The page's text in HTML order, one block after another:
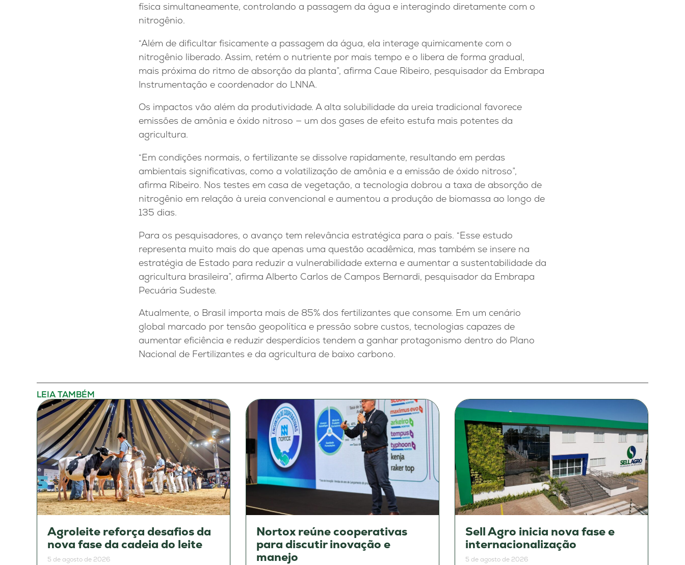
física simultaneamente, controlando a passagem da água e interagindo diretamente com o
nitrogênio.
“Além de dificultar fisicamente a passagem da água, ela interage quimicamente com o
nitrogênio liberado. Assim, retém o nutriente por mais tempo e o libera de forma gradual,
mais próxima do ritmo de absorção da planta”, afirma Caue Ribeiro, pesquisador da Embrapa
Instrumentação e coordenador do LNNA.
Os impactos vão além da produtividade. A alta solubilidade da ureia tradicional favorece
emissões de amônia e óxido nitroso — um dos gases de efeito estufa mais potentes da
agricultura.
“Em condições normais, o fertilizante se dissolve rapidamente, resultando em perdas
ambientais significativas, como a volatilização de amônia e a emissão de óxido nitroso”,
afirma Ribeiro. Nos testes em casa de vegetação, a tecnologia dobrou a taxa de absorção de
nitrogênio em relação à ureia convencional e aumentou a produção de biomassa ao longo de
135 dias.
Para os pesquisadores, o avanço tem relevância estratégica para o país. “Esse estudo
representa muito mais do que apenas uma questão acadêmica, mas também se insere na
estratégia de Estado para reduzir a vulnerabilidade externa e aumentar a sustentabilidade da
agricultura brasileira”, afirma Alberto Carlos de Campos Bernardi, pesquisador da Embrapa
Pecuária Sudeste.
Atualmente, o Brasil importa mais de 85% dos fertilizantes que consome. Em um cenário
global marcado por tensão geopolítica e pressão sobre custos, tecnologias capazes de
aumentar eficiência e reduzir desperdícios tendem a ganhar protagonismo dentro do Plano
Nacional de Fertilizantes e da agricultura de baixo carbono.
LEIA TAMBÉM
Agroleite reforça desafios da
nova fase da cadeia do leite
5 de agosto de 2026
Nortox reúne cooperativas
para discutir inovação e
manejo
Sell Agro inicia nova fase e
internacionalização
5 de agosto de 2026